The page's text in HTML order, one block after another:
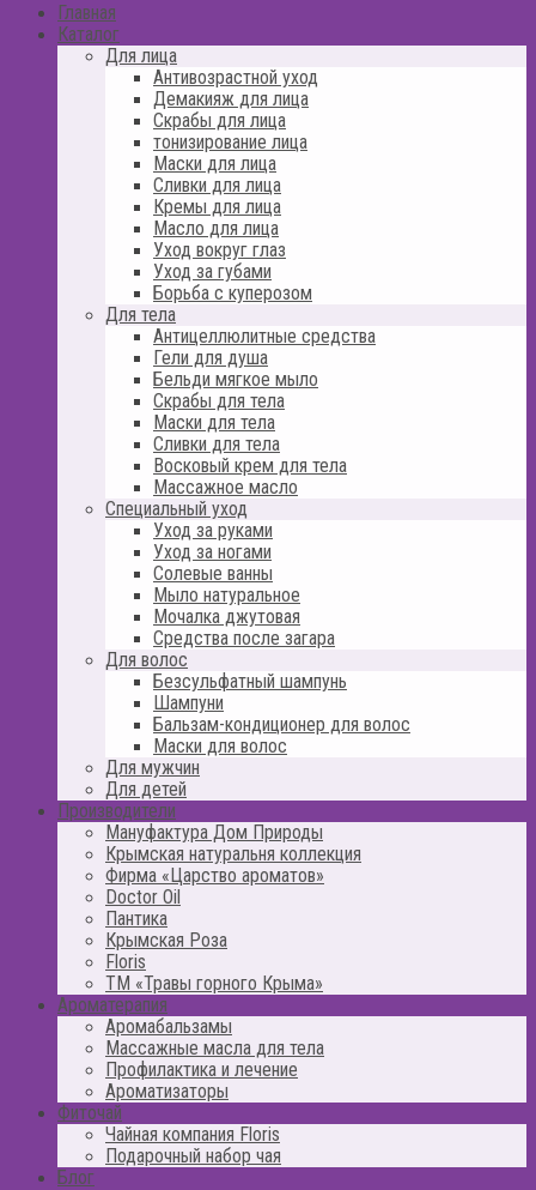
Главная
Каталог
Для лица
Антивозрастной уход
Демакияж для лица
Скрабы для лица
тонизирование лица
Маски для лица
Сливки для лица
Кремы для лица
Масло для лица
Уход вокруг глаз
Уход за губами
Борьба с куперозом
Для тела
Антицеллюлитные средства
Гели для душа
Бельди мягкое мыло
Скрабы для тела
Маски для тела
Сливки для тела
Восковый крем для тела
Массажное масло
Специальный уход
Уход за руками
Уход за ногами
Солевые ванны
Мыло натуральное
Мочалка джутовая
Средства после загара
Для волос
Безсульфатный шампунь
Шампуни
Бальзам-кондиционер для волос
Маски для волос
Для мужчин
Для детей
Производители
Мануфактура Дом Природы
Крымская натуральня коллекция
Фирма «Царство ароматов»
Doctor Oil
Пантика
Крымская Роза
Floris
ТМ «Травы горного Крыма»
Ароматерапия
Аромабальзамы
Массажные масла для тела
Профилактика и лечение
Ароматизаторы
Фиточай
Чайная компания Floris
Подарочный набор чая
Блог